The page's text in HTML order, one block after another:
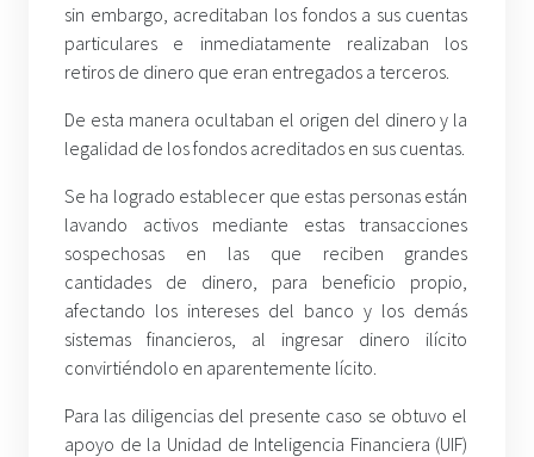
sin embargo, acreditaban los fondos a sus cuentas
particulares e inmediatamente realizaban los
retiros de dinero que eran entregados a terceros.
De esta manera ocultaban el origen del dinero y la
legalidad de los fondos acreditados en sus cuentas.
Se ha logrado establecer que estas personas están
lavando activos mediante estas transacciones
sospechosas en las que reciben grandes
cantidades de dinero, para beneficio propio,
afectando los intereses del banco y los demás
sistemas financieros, al ingresar dinero ilícito
convirtiéndolo en aparentemente lícito.
Para las diligencias del presente caso se obtuvo el
apoyo de la Unidad de Inteligencia Financiera (UIF)